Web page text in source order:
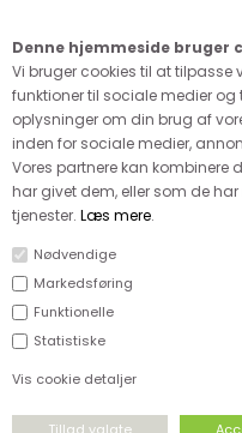
Denne hjemmeside bruger
Vi bruger cookies til at
funktioner til sociale medier og
oplysninger om din brug af
inden for sociale medier,
Vores partnere kan
har givet dem, eller som de
tjenester. Læs mere.
Nødvendige
Markedsføring
Funktionelle
Statistiske
Vis cookie detaljer
FORSIDE›VÆVET STOF